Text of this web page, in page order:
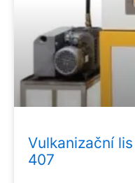
Vulkanizační
407